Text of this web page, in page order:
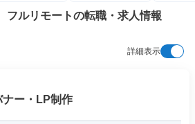
フルリモートの転職・求人情報
詳細表示
ー・LP制作